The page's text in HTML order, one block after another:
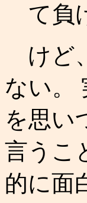
て負
けど
ない。
を思い
言うこ
的に面